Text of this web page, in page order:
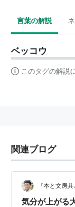
言葉の解説
ベッコウ
このタグの解説
関連ブログ
『本と文房
気分が上がる